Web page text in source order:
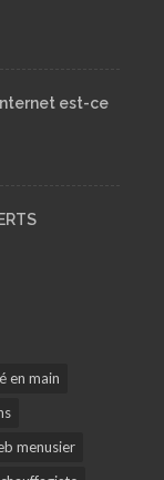
est-ce
en main
menusier